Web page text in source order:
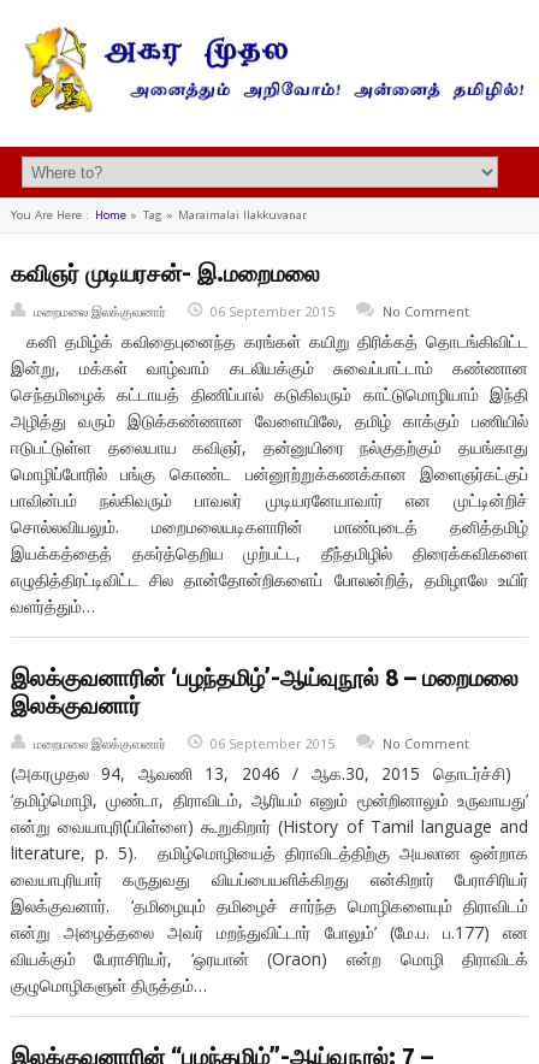
You Are Here : Home» Tag » Maraimalai Ilakkuvanar
கவிஞர் முடியரசன்- இ.மறைமலை
மறைமலை இலக்குவனார் 06 September 2015 No Comment
கனி தமிழ்க் கவிதைபுனைந்த கரங்கள் கயிறு திரிக்கத் தொடங்கிவிட்ட
இன்று, மக்கள் வாழ்வாம் கடலியக்கும் சுவைப்பாட்டாம் கண்ணான
செந்தமிழைக் கட்டாயத் திணிப்பால் கடுகிவரும் காட்டுமொழியாம் இந்தி
அழித்து வரும் இடுக்கண்ணான வேளையிலே, தமிழ் காக்கும் பணியில்
ஈடுபட்டுள்ள தலையாய கவிஞர், தன்னுயிரை நல்குதற்கும் தயங்காது
மொழிப்போரில் பங்கு கொண்ட பன்னூற்றுக்கணக்கான இளைஞர்கட்குப்
பாவின்பம் நல்கிவரும் பாவலர் முடியரனேயாவார் என முட்டின்றிச்
சொல்லவியலும். மறைமலையடிகளாரின் மாண்புடைத் தனித்தமிழ்
இயக்கத்தைத் தகர்த்தெறிய முற்பட்ட, தீந்தமிழில் திரைக்கவிகளை
எழுதித்திரட்டிவிட்ட சில தான்தோன்றிகளைப் போலன்றித், தமிழாலே உயிர்
வளர்த்தும்…
இலக்குவனாரின் ‘பழந்தமிழ்’-ஆய்வுநூல் 8 – மறைமலை
இலக்குவனார்
மறைமலை இலக்குவனார் 06 September 2015 No Comment
(அகரமுதல 94, ஆவணி 13, 2046 / ஆக.30, 2015 தொடர்ச்சி)
‘தமிழ்மொழி, முண்டா, திராவிடம், ஆரியம் எனும் மூன்றினாலும் உருவாயது’
என்று வையாபுரி(ப்பிள்ளை) கூறுகிறார் (History of Tamil language and
literature, p. 5). தமிழ்மொழியைத் திராவிடத்திற்கு அயலான ஒன்றாக
வையாபுரியார் கருதுவது வியப்பையளிக்கிறது என்கிறார் பேராசிரியர்
இலக்குவனார். ‘தமிழையும் தமிழைச் சார்ந்த மொழிகளையும் திராவிடம்
என்று அழைத்தலை அவர் மறந்துவிட்டார் போலும்’ (மே.ப. ப.177) என
வியக்கும் பேராசிரியர், ‘ஒரயான் (Oraon) என்ற மொழி திராவிடக்
குழுமொழிகளுள் திருத்தம்…
இலக்குவனாரின் “பழந்தமிழ்”-ஆய்வுநூல்: 7 –